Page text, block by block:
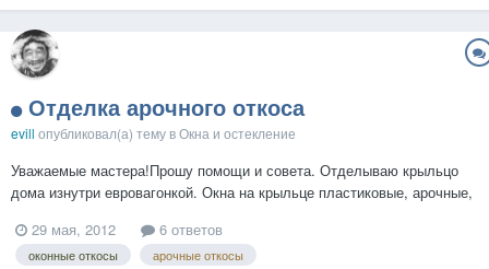
Отделка арочного откоса
evill опубликовал(а) тему вОкна и остекление
Уважаемые мастера!Прошу помощи и совета. Отделываю крыльцо
дома изнутри евровагонкой. Окна на крыльце пластиковые, арочные,
см, радиус арочной - 30 см. В настоящее время откосы
оштукатурены, но, естественно, нужно заделать их вагонкой к...
29 мая, 2012 6 ответов
оконные откосы арочные откосы